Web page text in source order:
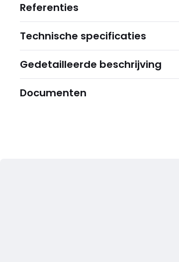
Referenties
Technische specificaties
Gedetailleerde beschrijving
Documenten